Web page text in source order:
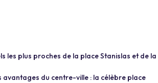
les plus proches de la place Stanislas et de la
du centre-ville : la célèbre place